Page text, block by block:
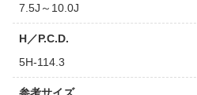
7.5J～10.0J
H／P.C.D.
5H-114.3
参考サイズ